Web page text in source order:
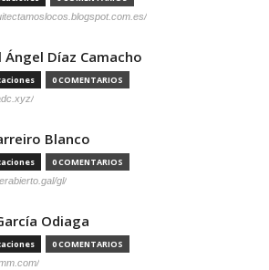
Ángel Díaz Camacho
0 COMENTARIOS
Blanco
0 COMENTARIOS
gl/
Odiaga
0 COMENTARIOS